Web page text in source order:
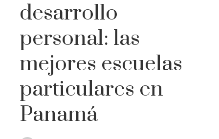
desarrollo
personal: las
mejores escuelas
particulares en
Panamá